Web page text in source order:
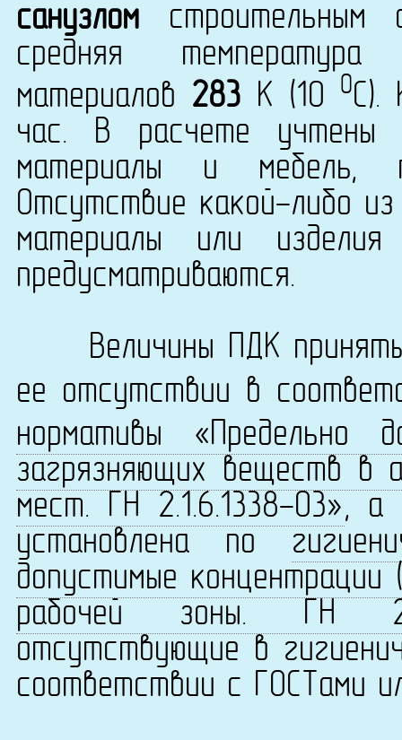
санузлом строительным
средняя температура
материалов 283 K (10 0C).
час. В расчете учтены
материалы и мебель,
Отсутствие какой-либо
материалы или
предусматриваются.
Величины ПДК
ее отсутствии в
нормативы «Предельно
загрязняющих веществ в
мест. ГН 2.1.6.1338-03», а
установлена по
допустимые
рабочей зоны. ГН
отсутствующие в
соответствии с ГОСТами